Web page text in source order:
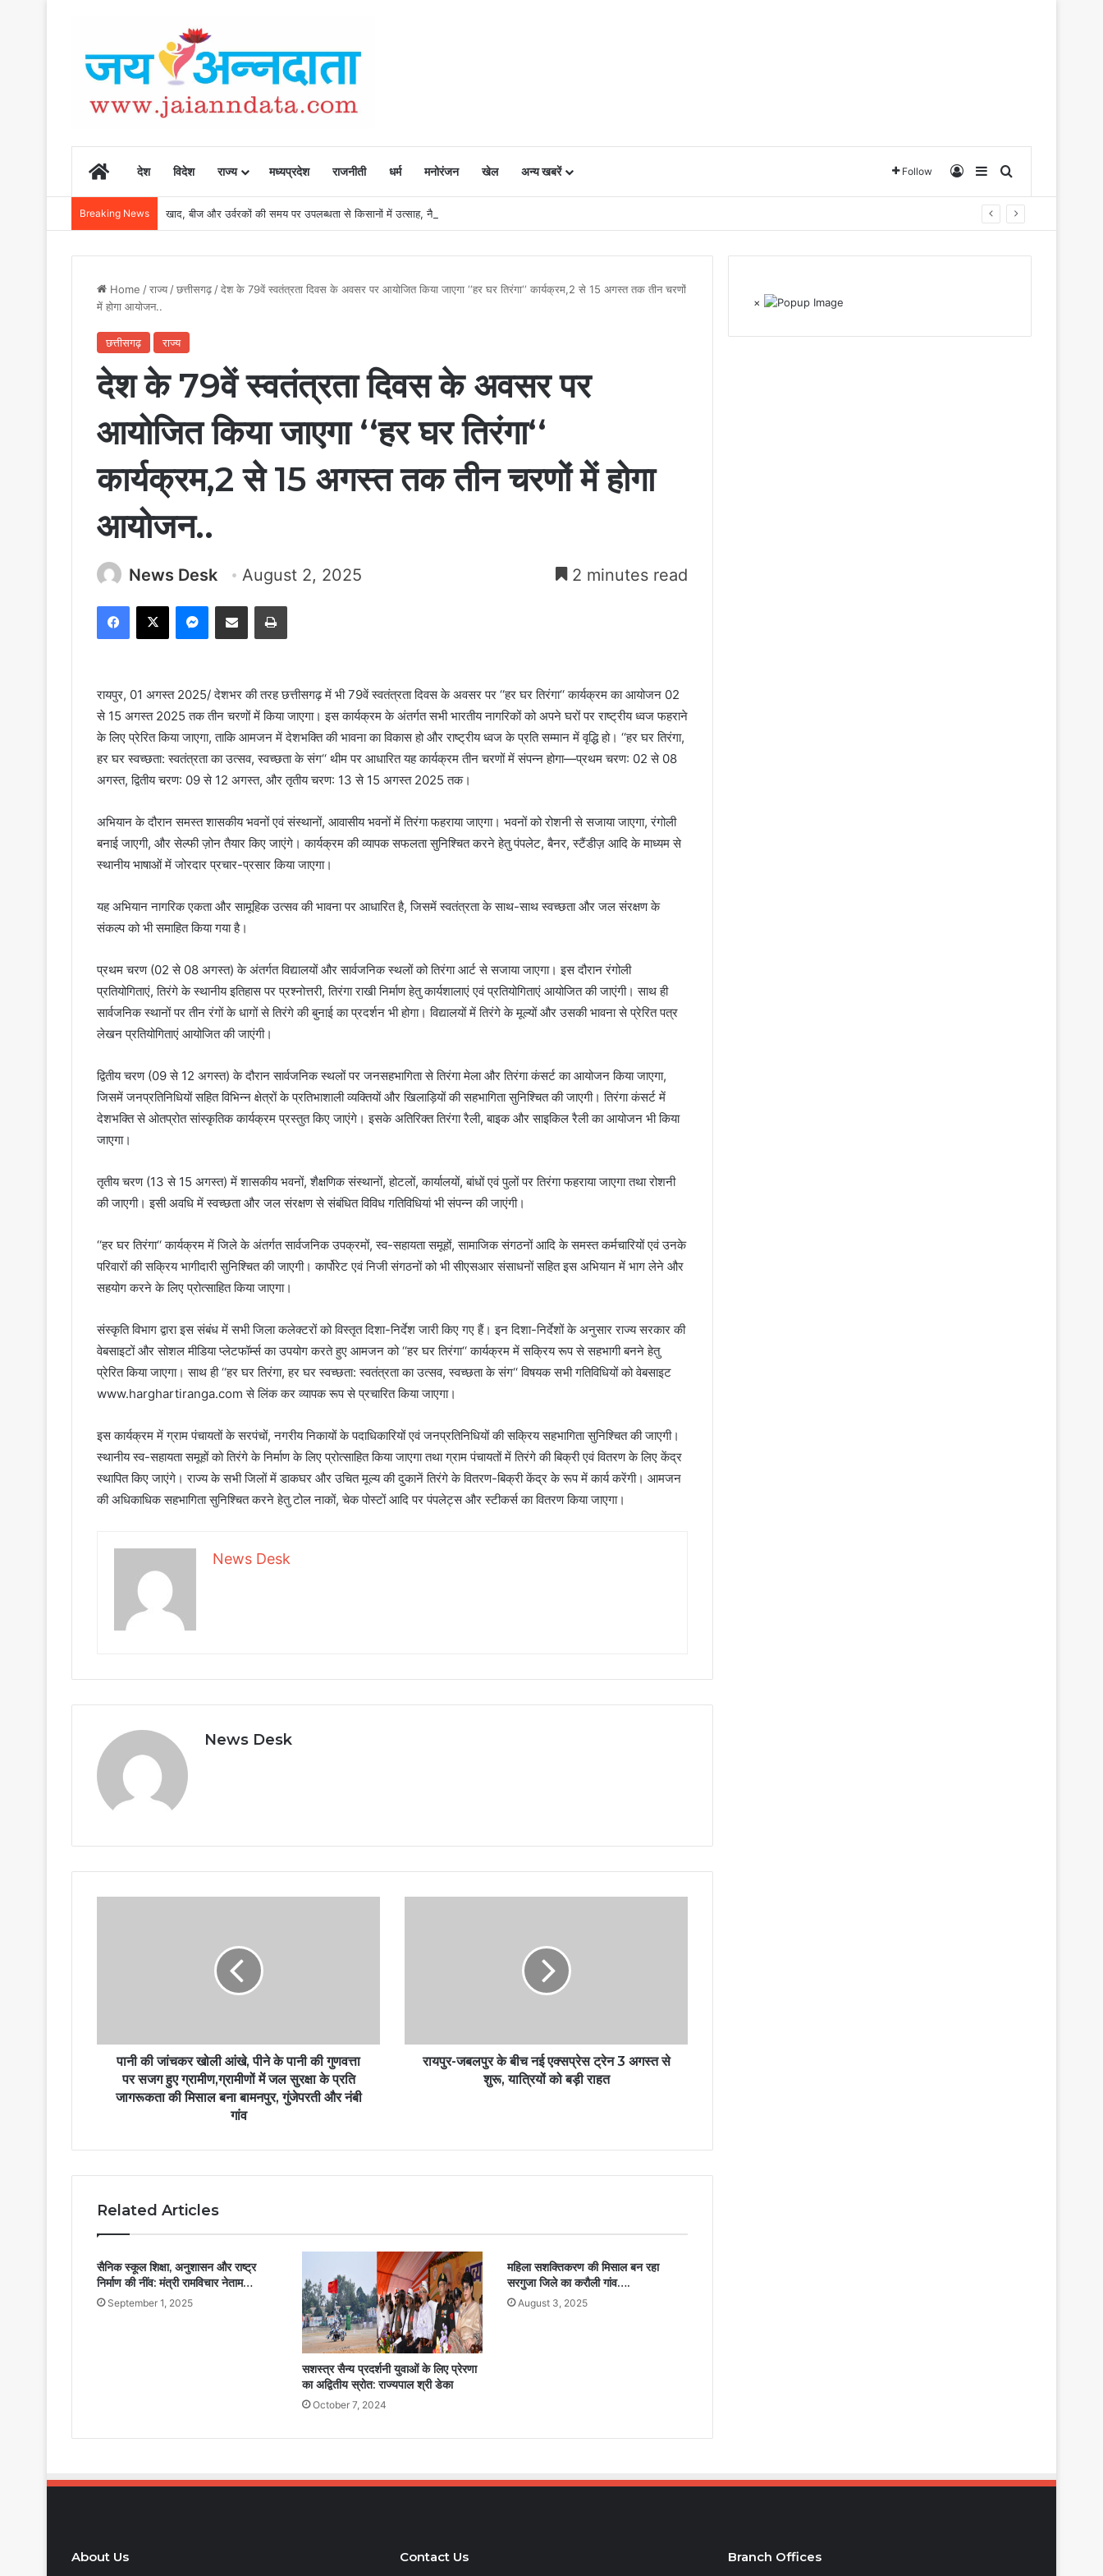
Homeदेश विदेश राज्य मध्यप्रदेश राजनीती धर्म मनोरंजन खेल अन्य खबरें Follow Log InSidebarSearch for
Breaking News खाद, बीज और उर्वरकों की समय पर उपलब्धता से किसानों में उत्साह, नैनो डीएपी और नैनो यूरिया बने किसानों के भरोसेमंद कृषि साथी…..
Home /राज्य/छत्तीसगढ़/देश के 79वें स्वतंत्रता दिवस के अवसर पर आयोजित किया जाएगा ‘‘हर घर तिरंगा‘‘ कार्यक्रम,2 से 15 अगस्त तक तीन चरणों
में होगा आयोजन..
छत्तीसगढ़ राज्य
देश के 79वें स्वतंत्रता दिवस के अवसर पर
आयोजित किया जाएगा ‘‘हर घर तिरंगा‘‘
कार्यक्रम,2 से 15 अगस्त तक तीन चरणों में होगा
आयोजन..
News Desk August 2, 2025 2 minutes read
Facebook
X Messenger
Share via Email Print
रायपुर, 01 अगस्त 2025/ देशभर की तरह छत्तीसगढ़ में भी 79वें स्वतंत्रता दिवस के अवसर पर ‘‘हर घर तिरंगा‘‘ कार्यक्रम का आयोजन 02
से 15 अगस्त 2025 तक तीन चरणों में किया जाएगा। इस कार्यक्रम के अंतर्गत सभी भारतीय नागरिकों को अपने घरों पर राष्ट्रीय ध्वज फहराने
के लिए प्रेरित किया जाएगा, ताकि आमजन में देशभक्ति की भावना का विकास हो और राष्ट्रीय ध्वज के प्रति सम्मान में वृद्धि हो। ‘‘हर घर तिरंगा,
हर घर स्वच्छता: स्वतंत्रता का उत्सव, स्वच्छता के संग‘‘ थीम पर आधारित यह कार्यक्रम तीन चरणों में संपन्न होगा—प्रथम चरण: 02 से 08
अगस्त, द्वितीय चरण: 09 से 12 अगस्त, और तृतीय चरण: 13 से 15 अगस्त 2025 तक।
अभियान के दौरान समस्त शासकीय भवनों एवं संस्थानों, आवासीय भवनों में तिरंगा फहराया जाएगा। भवनों को रोशनी से सजाया जाएगा, रंगोली
बनाई जाएगी, और सेल्फी ज़ोन तैयार किए जाएंगे। कार्यक्रम की व्यापक सफलता सुनिश्चित करने हेतु पंपलेट, बैनर, स्टैंडीज़ आदि के माध्यम से
स्थानीय भाषाओं में जोरदार प्रचार-प्रसार किया जाएगा।
यह अभियान नागरिक एकता और सामूहिक उत्सव की भावना पर आधारित है, जिसमें स्वतंत्रता के साथ-साथ स्वच्छता और जल संरक्षण के
संकल्प को भी समाहित किया गया है।
प्रथम चरण (02 से 08 अगस्त) के अंतर्गत विद्यालयों और सार्वजनिक स्थलों को तिरंगा आर्ट से सजाया जाएगा। इस दौरान रंगोली
प्रतियोगिताएं, तिरंगे के स्थानीय इतिहास पर प्रश्नोत्तरी, तिरंगा राखी निर्माण हेतु कार्यशालाएं एवं प्रतियोगिताएं आयोजित की जाएंगी। साथ ही
सार्वजनिक स्थानों पर तीन रंगों के धागों से तिरंगे की बुनाई का प्रदर्शन भी होगा। विद्यालयों में तिरंगे के मूल्यों और उसकी भावना से प्रेरित पत्र
लेखन प्रतियोगिताएं आयोजित की जाएंगी।
द्वितीय चरण (09 से 12 अगस्त) के दौरान सार्वजनिक स्थलों पर जनसहभागिता से तिरंगा मेला और तिरंगा कंसर्ट का आयोजन किया जाएगा,
जिसमें जनप्रतिनिधियों सहित विभिन्न क्षेत्रों के प्रतिभाशाली व्यक्तियों और खिलाड़ियों की सहभागिता सुनिश्चित की जाएगी। तिरंगा कंसर्ट में
देशभक्ति से ओतप्रोत सांस्कृतिक कार्यक्रम प्रस्तुत किए जाएंगे। इसके अतिरिक्त तिरंगा रैली, बाइक और साइकिल रैली का आयोजन भी किया
जाएगा।
तृतीय चरण (13 से 15 अगस्त) में शासकीय भवनों, शैक्षणिक संस्थानों, होटलों, कार्यालयों, बांधों एवं पुलों पर तिरंगा फहराया जाएगा तथा रोशनी
की जाएगी। इसी अवधि में स्वच्छता और जल संरक्षण से संबंधित विविध गतिविधियां भी संपन्न की जाएंगी।
‘‘हर घर तिरंगा‘‘ कार्यक्रम में जिले के अंतर्गत सार्वजनिक उपक्रमों, स्व-सहायता समूहों, सामाजिक संगठनों आदि के समस्त कर्मचारियों एवं उनके
परिवारों की सक्रिय भागीदारी सुनिश्चित की जाएगी। कार्पोरेट एवं निजी संगठनों को भी सीएसआर संसाधनों सहित इस अभियान में भाग लेने और
सहयोग करने के लिए प्रोत्साहित किया जाएगा।
संस्कृति विभाग द्वारा इस संबंध में सभी जिला कलेक्टरों को विस्तृत दिशा-निर्देश जारी किए गए हैं। इन दिशा-निर्देशों के अनुसार राज्य सरकार की
वेबसाइटों और सोशल मीडिया प्लेटफॉर्म्स का उपयोग करते हुए आमजन को ‘‘हर घर तिरंगा‘‘ कार्यक्रम में सक्रिय रूप से सहभागी बनने हेतु
प्रेरित किया जाएगा। साथ ही ‘‘हर घर तिरंगा, हर घर स्वच्छता: स्वतंत्रता का उत्सव, स्वच्छता के संग‘‘ विषयक सभी गतिविधियों को वेबसाइट
www.harghartiranga.com से लिंक कर व्यापक रूप से प्रचारित किया जाएगा।
इस कार्यक्रम में ग्राम पंचायतों के सरपंचों, नगरीय निकायों के पदाधिकारियों एवं जनप्रतिनिधियों की सक्रिय सहभागिता सुनिश्चित की जाएगी।
स्थानीय स्व-सहायता समूहों को तिरंगे के निर्माण के लिए प्रोत्साहित किया जाएगा तथा ग्राम पंचायतों में तिरंगे की बिक्री एवं वितरण के लिए केंद्र
स्थापित किए जाएंगे। राज्य के सभी जिलों में डाकघर और उचित मूल्य की दुकानें तिरंगे के वितरण-बिक्री केंद्र के रूप में कार्य करेंगी। आमजन
की अधिकाधिक सहभागिता सुनिश्चित करने हेतु टोल नाकों, चेक पोस्टों आदि पर पंपलेट्स और स्टीकर्स का वितरण किया जाएगा।
News Desk
News Desk
पानी की जांचकर खोली आंखे, पीने के पानी की गुणवत्ता
पर सजग हुए ग्रामीण,ग्रामीणों में जल सुरक्षा के प्रति
जागरूकता की मिसाल बना बामनपुर, गुंजेपरती और नंबी
गांव
रायपुर-जबलपुर के बीच नई एक्सप्रेस ट्रेन 3 अगस्त से
शुरू, यात्रियों को बड़ी राहत
Related Articles
सैनिक स्कूल शिक्षा, अनुशासन और राष्ट्र
निर्माण की नींव: मंत्री रामविचार नेताम…
September 1, 2025
सशस्त्र सैन्य प्रदर्शनी युवाओं के लिए प्रेरणा
का अद्वितीय स्रोत: राज्यपाल श्री डेका
October 7, 2024
महिला सशक्तिकरण की मिसाल बन रहा
सरगुजा जिले का करौली गांव….
August 3, 2025
×
About Us Contact Us Branch Offices